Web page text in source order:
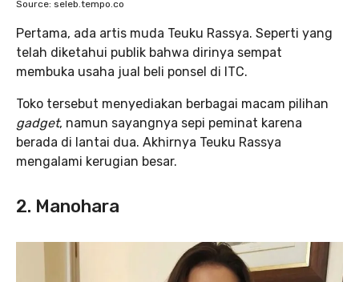
Source: seleb.tempo.co
Pertama, ada artis muda Teuku Rassya. Seperti yang
telah diketahui publik bahwa dirinya sempat
membuka usaha jual beli ponsel di ITC.
Toko tersebut menyediakan berbagai macam pilihan
gadget, namun sayangnya sepi peminat karena
berada di lantai dua. Akhirnya Teuku Rassya
mengalami kerugian besar.
2. Manohara